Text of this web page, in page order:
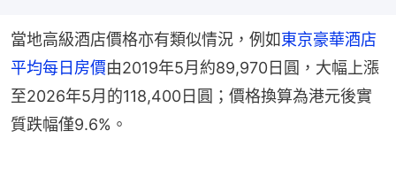
當地高級酒店價格亦有類似情況，例如東京豪華酒店
平均每日房價由2019年5月約89,970日圓，大幅上漲
至2026年5月的118,400日圓；價格換算為港元後實
質跌幅僅9.6%。